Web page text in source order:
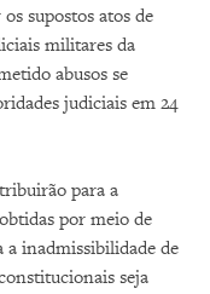
supostos atos de
militares da
abusos se
judiciais em 24
para a
por meio de
inadmissibilidade de
seja